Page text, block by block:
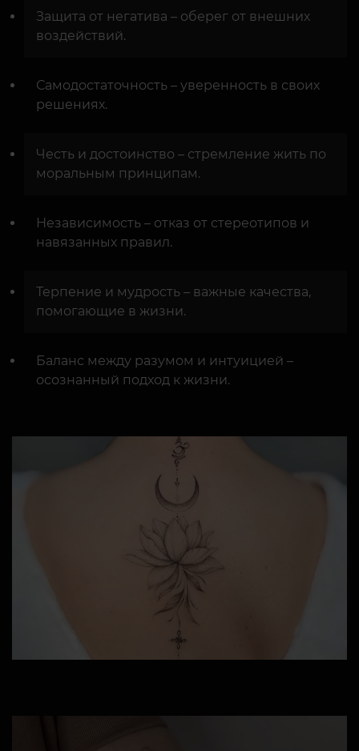
Защита от негатива – оберег от внешних
воздействий.
Самодостаточность – уверенность в своих
решениях.
Честь и достоинство – стремление жить по
моральным принципам.
Независимость – отказ от стереотипов и
навязанных правил.
Терпение и мудрость – важные качества,
помогающие в жизни.
Баланс между разумом и интуицией –
осознанный подход к жизни.